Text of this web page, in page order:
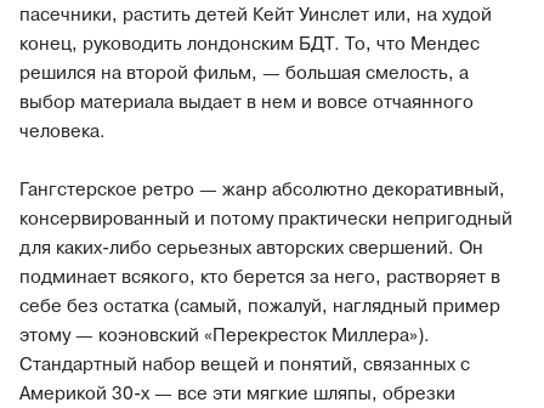
пасечники, растить детей Кейт Уинслет или, на худой
конец, руководить лондонским БДТ. То, что Мендес
решился на второй фильм, — большая смелость, а
выбор материала выдает в нем и вовсе отчаянного
человека.
Гангстерское ретро — жанр абсолютно декоративный,
консервированный и потому практически непригодный
для каких-либо серьезных авторских свершений. Он
подминает всякого, кто берется за него, растворяет в
себе без остатка (самый, пожалуй, наглядный пример
этому — коэновский «Перекресток Миллера»).
Стандартный набор вещей и понятий, связанных с
Америкой 30-х — все эти мягкие шляпы, обрезки